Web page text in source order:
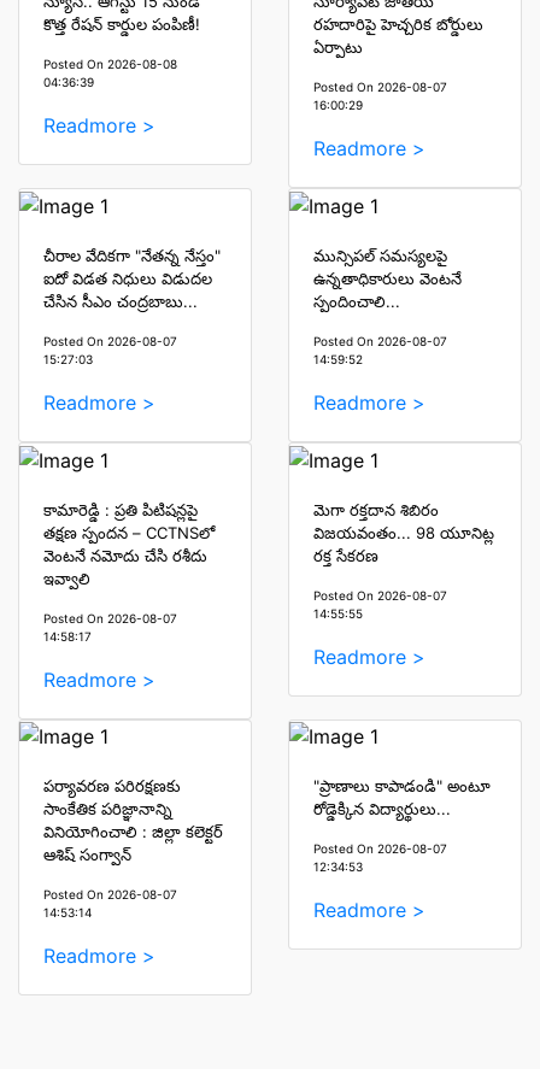
కొత్త రేషన్ కార్డుల పంపిణీ!
Posted On 2026-08-08
04:36:39
Readmore >
రహదారిపై హెచ్చరిక బోర్డులు
ఏర్పాటు
Posted On 2026-08-07
16:00:29
Readmore >
చీరాల వేదికగా "నేతన్న నేస్తం"
ఐదో విడత నిధులు విడుదల
చేసిన సీఎం చంద్రబాబు...
Posted On 2026-08-07
15:27:03
Readmore >
మున్సిపల్ సమస్యలపై
ఉన్నతాధికారులు వెంటనే
స్పందించాలి...
Posted On 2026-08-07
14:59:52
Readmore >
కామారెడ్డి : ప్రతి పిటిషన్లపై
తక్షణ స్పందన – CCTNSలో
వెంటనే నమోదు చేసి రశీదు
ఇవ్వాలి
Posted On 2026-08-07
14:58:17
Readmore >
మెగా రక్తదాన శిబిరం
విజయవంతం... 98 యూనిట్ల
రక్త సేకరణ
Posted On 2026-08-07
14:55:55
Readmore >
పర్యావరణ పరిరక్షణకు
సాంకేతిక పరిజ్ఞానాన్ని
వినియోగించాలి : జిల్లా కలెక్టర్
ఆశిష్ సంగ్వాన్
Posted On 2026-08-07
14:53:14
Readmore >
"ప్రాణాలు కాపాడండి" అంటూ
రోడ్డెక్కిన విద్యార్థులు...
Posted On 2026-08-07
12:34:53
Readmore >